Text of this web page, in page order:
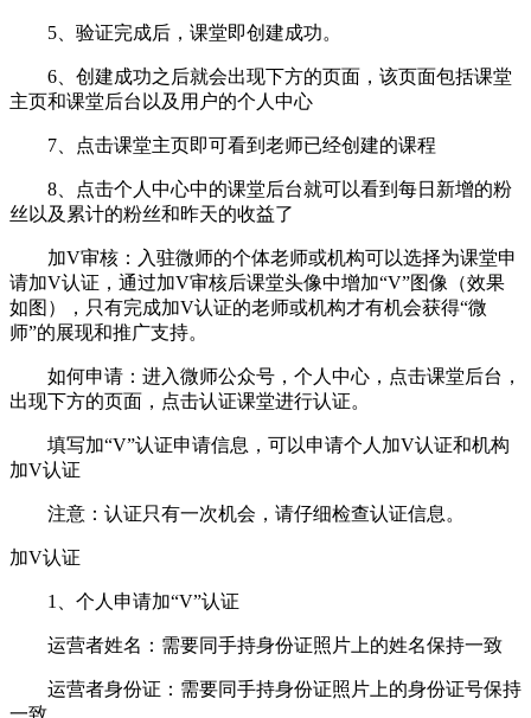
5、验证完成后，课堂即创建成功。
6、创建成功之后就会出现下方的页面，该页面包括课堂
主页和课堂后台以及用户的个人中心
7、点击课堂主页即可看到老师已经创建的课程
8、点击个人中心中的课堂后台就可以看到每日新增的粉
丝以及累计的粉丝和昨天的收益了
加V审核：入驻微师的个体老师或机构可以选择为课堂申
请加V认证，通过加V审核后课堂头像中增加“V”图像（效果
如图），只有完成加V认证的老师或机构才有机会获得“微
师”的展现和推广支持。
如何申请：进入微师公众号，个人中心，点击课堂后台，
出现下方的页面，点击认证课堂进行认证。
填写加“V”认证申请信息，可以申请个人加V认证和机构
加V认证
注意：认证只有一次机会，请仔细检查认证信息。
加V认证
1、个人申请加“V”认证
运营者姓名：需要同手持身份证照片上的姓名保持一致
运营者身份证：需要同手持身份证照片上的身份证号保持
一致